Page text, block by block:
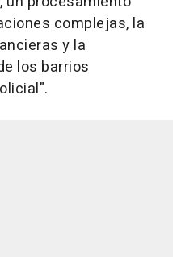
complejas, la
y la
los barrios